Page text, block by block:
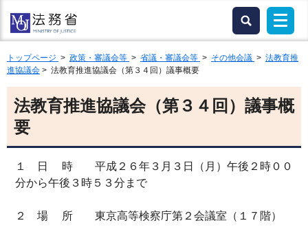
トップページ > 政策・審議会等 > 省議・審議会等 > その他会議 > 法教育推
進協議会 > 法教育推進協議会（第３４回）議事概要
法教育推進協議会（第３４回）議事概
要
１ 日 時 平成２６年３月３日（月）午後２時００
分から午後３時５３分まで
２ 場 所 東京高等検察庁第２会議室（１７階）